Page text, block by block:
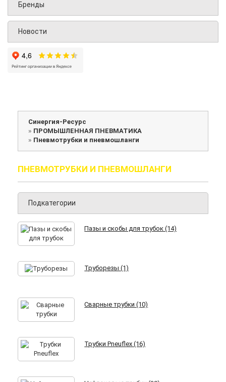
Бренды
Новости
Синергия-Ресурс
» ПРОМЫШЛЕННАЯ ПНЕВМАТИКА
» Пневмотрубки и пневмошланги
ПНЕВМОТРУБКИ И ПНЕВМОШЛАНГИ
Подкатегории
Пазы и скобы для трубок (14)
Труборезы (1)
Сварные трубки (10)
Трубки Pneuflex (16)